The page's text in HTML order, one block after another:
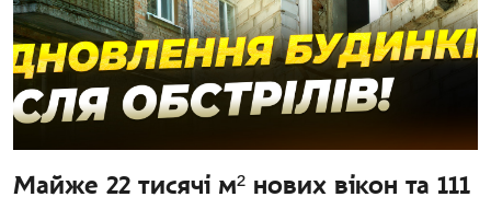
Майже 22 тисячі м² нових вікон та 111